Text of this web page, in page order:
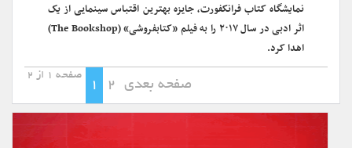
نمایشگاه کتاب فرانکفورت، جایزه بهترین اقتباس سینمایی از یک
اثر ادبی در سال ۲۰۱۷ را به فیلم «کتابفروشی» (The Bookshop)
اهدا کرد.
صفحه 1 از 2
1 2 صفحه بعدی